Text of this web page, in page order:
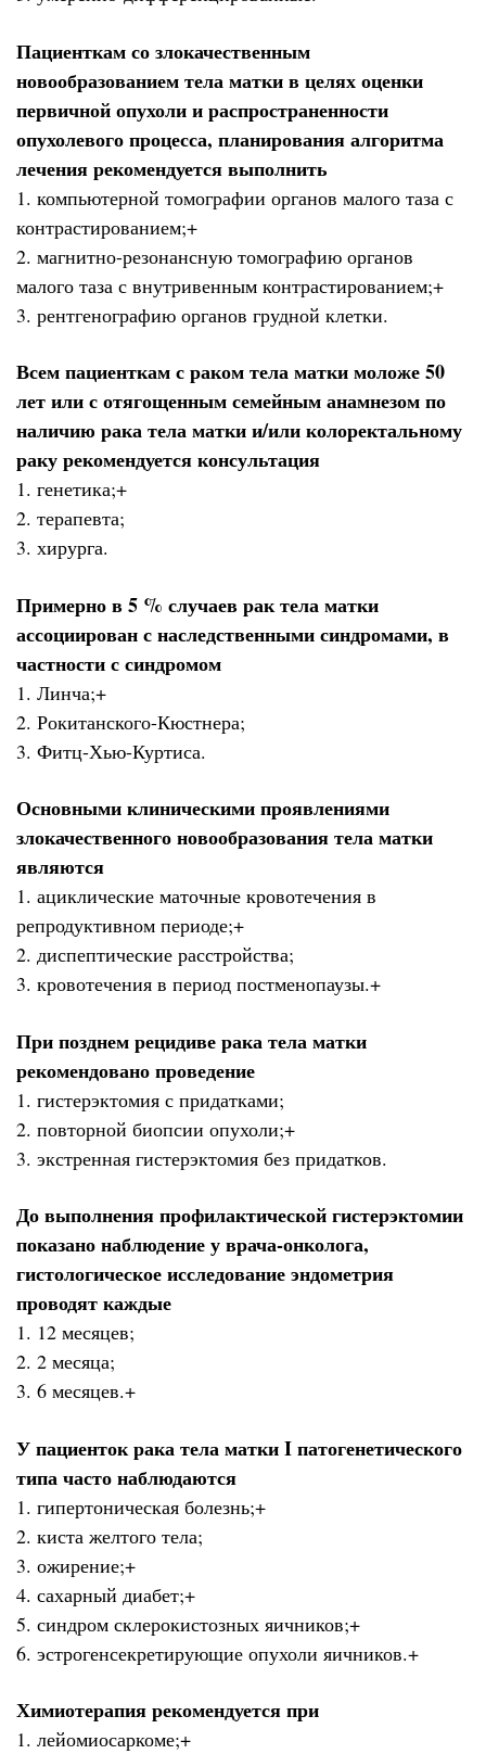
Пациенткам со злокачественным
новообразованием тела матки в целях оценки
первичной опухоли и распространенности
опухолевого процесса, планирования алгоритма
лечения рекомендуется выполнить
1. компьютерной томографии органов малого таза с
контрастированием;+
2. магнитно-резонансную томографию органов
малого таза с внутривенным контрастированием;+
3. рентгенографию органов грудной клетки.
Всем пациенткам с раком тела матки моложе 50
лет или с отягощенным семейным анамнезом по
наличию рака тела матки и/или колоректальному
раку рекомендуется консультация
1. генетика;+
2. терапевта;
3. хирурга.
Примерно в 5 % случаев рак тела матки
ассоциирован с наследственными синдромами, в
частности с синдромом
1. Линча;+
2. Рокитанского-Кюстнера;
3. Фитц-Хью-Куртиса.
Основными клиническими проявлениями
злокачественного новообразования тела матки
являются
1. ациклические маточные кровотечения в
репродуктивном периоде;+
2. диспептические расстройства;
3. кровотечения в период постменопаузы.+
При позднем рецидиве рака тела матки
рекомендовано проведение
1. гистерэктомия с придатками;
2. повторной биопсии опухоли;+
3. экстренная гистерэктомия без придатков.
До выполнения профилактической гистерэктомии
показано наблюдение у врача-онколога,
гистологическое исследование эндометрия
проводят каждые
1. 12 месяцев;
2. 2 месяца;
3. 6 месяцев.+
У пациенток рака тела матки I патогенетического
типа часто наблюдаются
1. гипертоническая болезнь;+
2. киста желтого тела;
3. ожирение;+
4. сахарный диабет;+
5. синдром склерокистозных яичников;+
6. эстрогенсекретирующие опухоли яичников.+
Химиотерапия рекомендуется при
1. лейомиосаркоме;+